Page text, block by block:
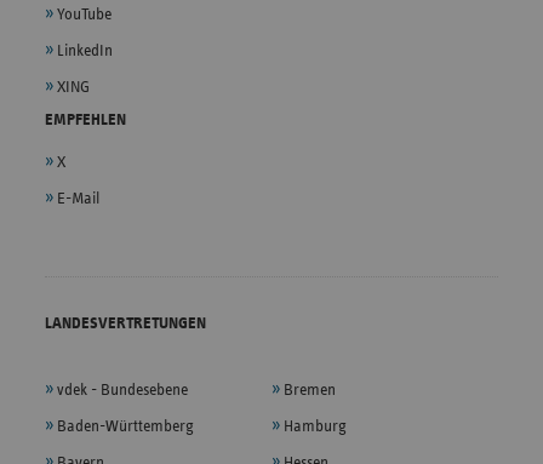
YouTube
LinkedIn
XING
EMPFEHLEN
X
E-Mail
LANDESVERTRETUNGEN
vdek - Bundesebene
Baden-Württemberg
Bremen
Hamburg